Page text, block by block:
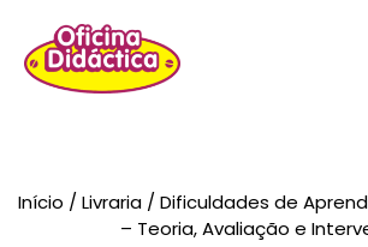
Brinquedos
Início /Livraria/Dificuldades de
– Teoria, Avaliação e